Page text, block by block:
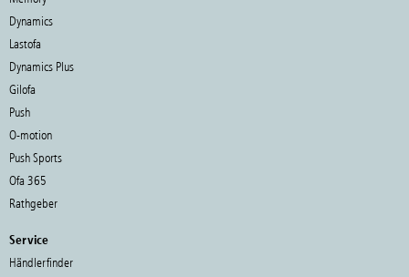
Dynamics
Lastofa
Dynamics Plus
Gilofa
Push
O-motion
Push Sports
Ofa 365
Rathgeber
Service
Händlerfinder